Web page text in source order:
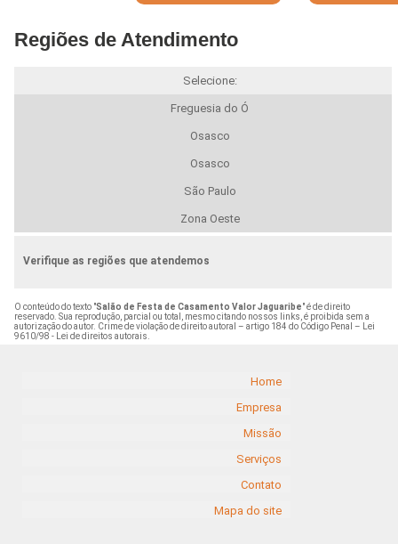
Regiões de Atendimento
Selecione:
Freguesia do Ó
Osasco
Osasco
São Paulo
Zona Oeste
Verifique as regiões que atendemos
O conteúdo do texto "Salão de Festa de Casamento Valor Jaguaribe" é de direito
reservado. Sua reprodução, parcial ou total, mesmo citando nossos links, é proibida sem a
autorização do autor. Crime de violação de direito autoral – artigo 184 do Código Penal –
Lei
9610/98 - Lei de direitos autorais
Home
Empresa
Missão
Serviços
Contato
Mapa do site